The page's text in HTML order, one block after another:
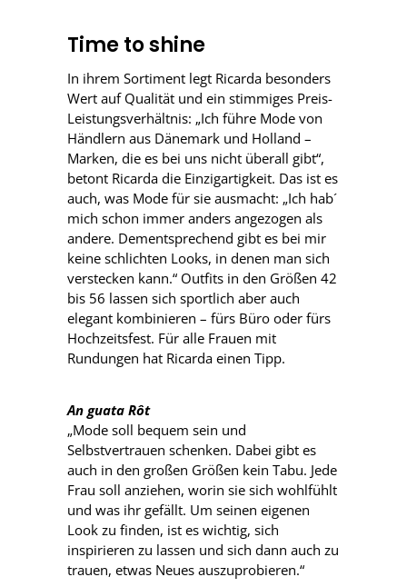
Time to shine
In ihrem Sortiment legt Ricarda besonders
Wert auf Qualität und ein stimmiges Preis-
Leistungsverhältnis: „Ich führe Mode von
Händlern aus Dänemark und Holland –
Marken, die es bei uns nicht überall gibt“,
betont Ricarda die Einzigartigkeit. Das ist es
auch, was Mode für sie ausmacht: „Ich hab´
mich schon immer anders angezogen als
andere. Dementsprechend gibt es bei mir
keine schlichten Looks, in denen man sich
verstecken kann.“ Outfits in den Größen 42
bis 56 lassen sich sportlich aber auch
elegant kombinieren – fürs Büro oder fürs
Hochzeitsfest. Für alle Frauen mit
Rundungen hat Ricarda einen Tipp.
An guata Rôt
„Mode soll bequem sein und
Selbstvertrauen schenken. Dabei gibt es
auch in den großen Größen kein Tabu. Jede
Frau soll anziehen, worin sie sich wohlfühlt
und was ihr gefällt. Um seinen eigenen
Look zu finden, ist es wichtig, sich
inspirieren zu lassen und sich dann auch zu
trauen, etwas Neues auszuprobieren.“